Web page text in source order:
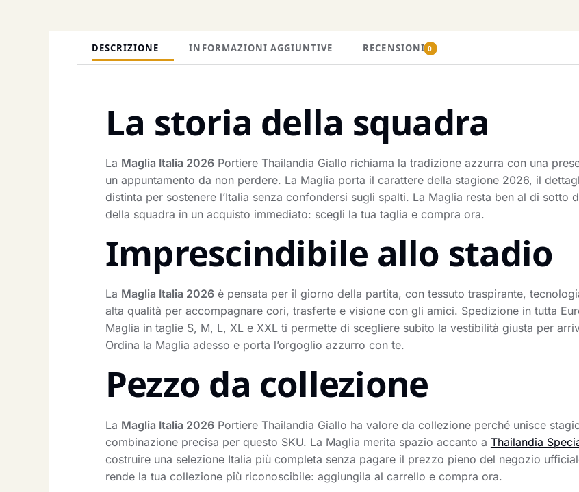
DESCRIZIONE INFORMAZIONI AGGIUNTIVE RECENSIONI 0
La storia della squadra
La Maglia Italia 2026Portiere Thailandia Giallo richiama la tradizione azzurra con una
un appuntamento da non perdere. La Maglia porta il carattere della stagione 2026, il
distinta per sostenere l’Italia senza confondersi sugli spalti. La Maglia resta ben al di sotto
della squadra in un acquisto immediato: scegli la tua taglia e compra ora.
Imprescindibile allo stadio
La Maglia Italia 2026è pensata per il giorno della partita, con tessuto traspirante,
alta qualità per accompagnare cori, trasferte e visione con gli amici. Spedizione in tutta
Maglia in taglie S, M, L, XL e XXL ti permette di scegliere subito la vestibilità giusta per
Ordina la Maglia adesso e porta l’orgoglio azzurro con te.
Pezzo da collezione
La Maglia Italia 2026Portiere Thailandia Giallo ha valore da collezione perché unisce
combinazione precisa per questo SKU. La Maglia merita spazio accanto a Thailandia
costruire una selezione Italia più completa senza pagare il prezzo pieno del negozio
rende la tua collezione più riconoscibile: aggiungila al carrello e compra ora.